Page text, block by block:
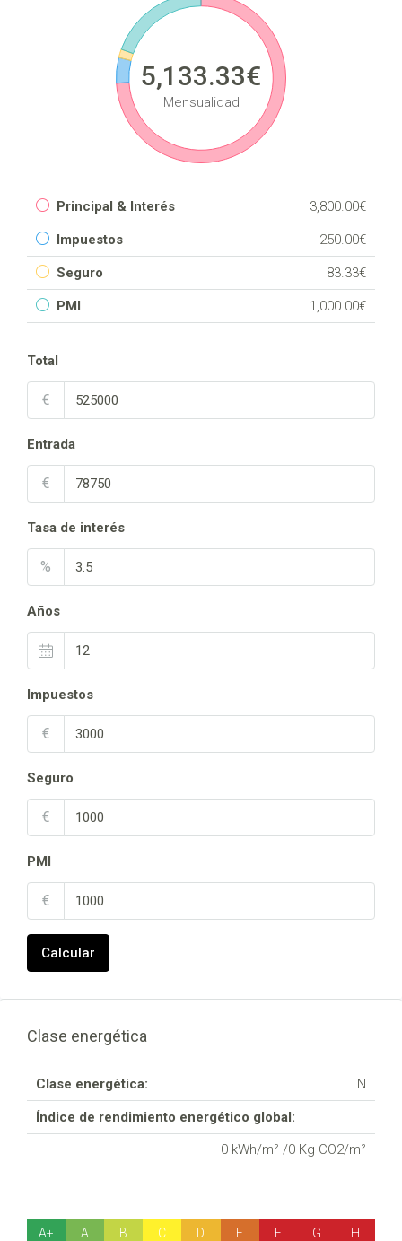
5,133.33€
Mensualidad
Principal & Interés 3,800.00€
Impuestos 250.00€
Seguro 83.33€
PMI 1,000.00€
Total
€
Entrada
€
Tasa de interés
%
Años
Impuestos
€
Seguro
€
PMI
€
Calcular
Clase energética
Clase energética: N
Índice de rendimiento energético global:
0 kWh/m² /0 Kg CO2/m²
A+ A B C D E F G H